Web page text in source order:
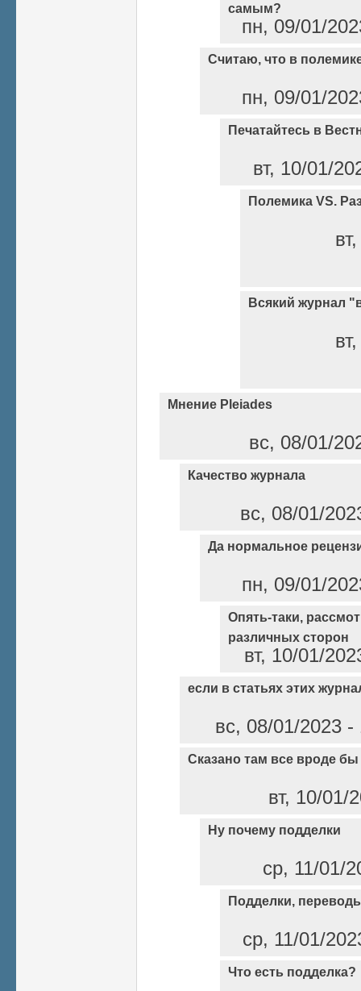
самым?
пн, 09/01/
Считаю, что в
пн, 09/01/
Печатайтесь в
вт, 10/01/
Полемика VS.
Всякий журнал
Мнение Pleiades
вс, 08/01/
Качество журнала
вс, 08/01/
Да нормальное
пн, 09/01/
Опять-таки,
различных сторон
вт, 10/01/
если в статьях этих
вс, 08/01/2023
Сказано там все вроде бы
вт, 10/01/
Ну почему подделки
ср, 11/01/
Подделки,
ср, 11/01/
Что есть подделка?